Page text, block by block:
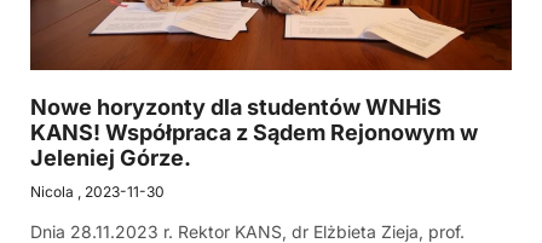
Nowe horyzonty dla studentów WNHiS
KANS! Współpraca z Sądem Rejonowym w
Jeleniej Górze.
Nicola 2023-11-30
Dnia 28.11.2023 r. Rektor KANS, dr Elżbieta Zieja, prof.